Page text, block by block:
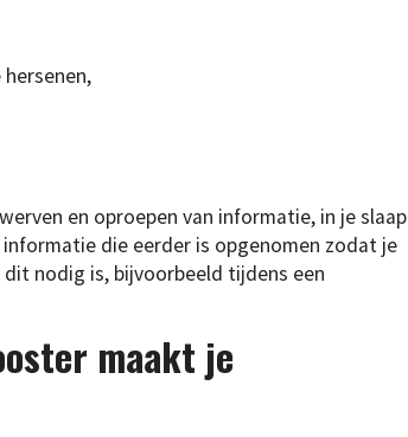
en oproepen van informatie, in je slaap
die eerder is opgenomen zodat je
nodig is, bijvoorbeeld tijdens een
maakt je